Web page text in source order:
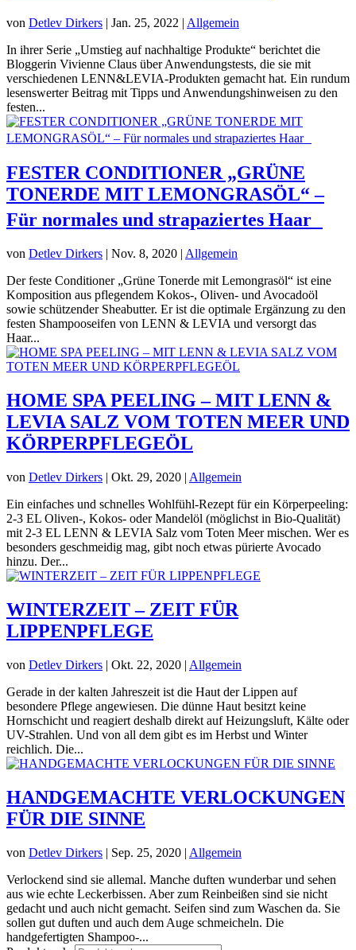
von Detlev Dirkers | Jan. 25, 2022 | Allgemein
In ihrer Serie „Umstieg auf nachhaltige Produkte“ berichtet die
Bloggerin Vivienne Claus über Anwendungstests, die sie mit
verschiedenen LENN&LEVIA-Produkten gemacht hat. Ein rundum
lesenswerter Beitrag mit Tipps und Anwendungshinweisen zu den
festen...
FESTER CONDITIONER „GRÜNE
TONERDE MIT LEMONGRASÖL“ –
Für normales und strapaziertes Haar
von Detlev Dirkers | Nov. 8, 2020 | Allgemein
Der feste Conditioner „Grüne Tonerde mit Lemongrasöl“ ist eine
Komposition aus pflegendem Kokos-, Oliven- und Avocadoöl
sowie schützender Sheabutter. Er ist die optimale Ergänzung zu den
festen Shampooseifen von LENN & LEVIA und versorgt das
Haar...
HOME SPA PEELING – MIT LENN &
LEVIA SALZ VOM TOTEN MEER UND
KÖRPERPFLEGEÖL
von Detlev Dirkers | Okt. 29, 2020 | Allgemein
Ein einfaches und schnelles Wohlfühl-Rezept für ein Körperpeeling:
2-3 EL Oliven-, Kokos- oder Mandelöl (möglichst in Bio-Qualität)
mit 2-3 EL LENN & LEVIA Salz vom Toten Meer mischen. Wer es
besonders geschmeidig mag, gibt noch etwas pürierte Avocado
hinzu. Der...
WINTERZEIT – ZEIT FÜR
LIPPENPFLEGE
von Detlev Dirkers | Okt. 22, 2020 | Allgemein
Gerade in der kalten Jahreszeit ist die Haut der Lippen auf
besondere Pflege angewiesen. Die dünne Haut besitzt keine
Hornschicht und reagiert deshalb direkt auf Heizungsluft, Kälte oder
UV-Strahlen. Und von all dem gibt es im Herbst und Winter
reichlich. Die...
HANDGEMACHTE VERLOCKUNGEN
FÜR DIE SINNE
von Detlev Dirkers | Sep. 25, 2020 | Allgemein
Verlockend sind sie allemal. Manche duften wunderbar und sehen
aus wie echte Leckerbissen. Aber zum Reinbeißen sind sie nicht
gedacht und auch nicht gemacht. Seifen sind zum Waschen da. Sie
sollen gut duften und auch dem Auge schmeicheln. Die
handgefertigten Shampoo-...